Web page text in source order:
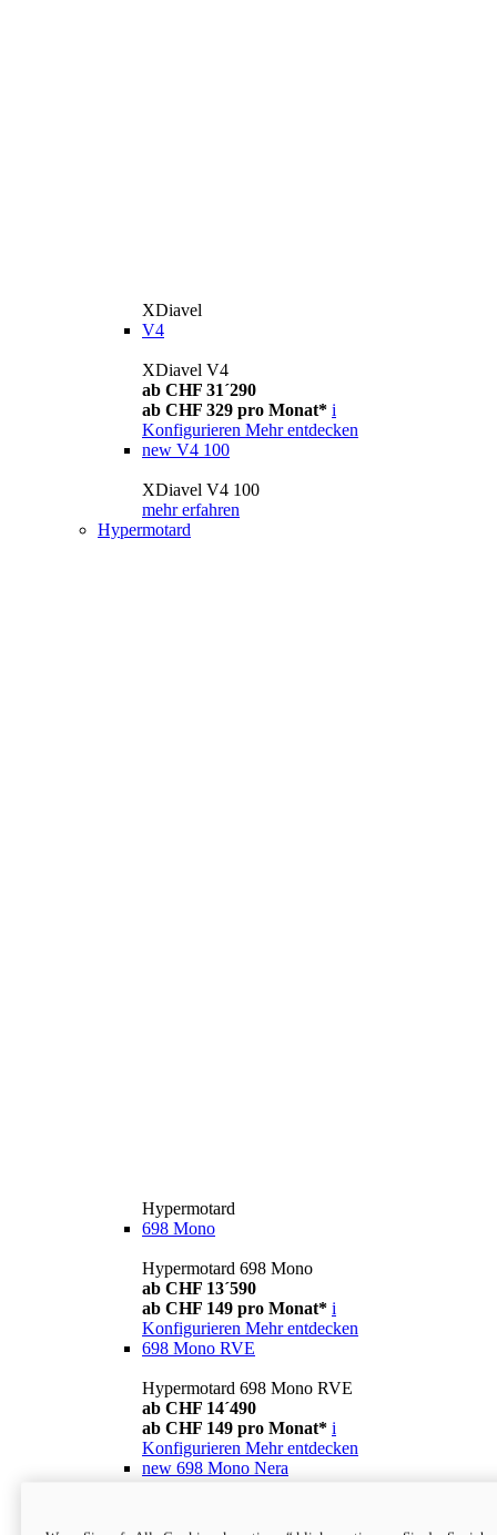
XDiavel
V4
XDiavel V4
ab CHF 31´290
ab CHF 329 pro Monat* i
Konfigurieren Mehr entdecken
new V4 100
XDiavel V4 100
mehr erfahren
Hypermotard
Hypermotard
698 Mono
Hypermotard 698 Mono
ab CHF 13´590
ab CHF 149 pro Monat* i
Konfigurieren Mehr entdecken
698 Mono RVE
Hypermotard 698 Mono RVE
ab CHF 14´490
ab CHF 149 pro Monat* i
Konfigurieren Mehr entdecken
new 698 Mono Nera
ab CHF 13´990